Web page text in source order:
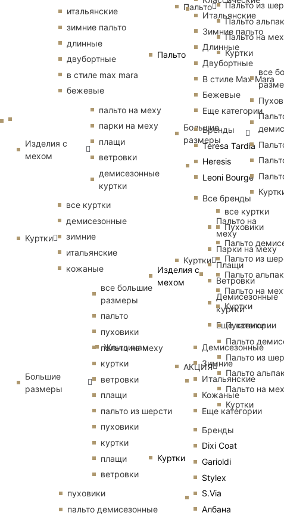
Женщинам
Пальто
Итальянские
Зимние пальто
Длинные
Двубортные
В стиле Max Mara
Бежевые
Еще категории
Бренды
Teresa Tardia
Heresis
Leoni Bourge
Все бренды
Изделия с
мехом
Пальто на
меху
Парки на меху
Плащи
Ветровки
Демисезонные
куртки
Еще категории
Куртки
Демисезонные
Зимние
Итальянские
Кожаные
Еще категории
Бренды
Dixi Coat
Garioldi
Stylex
S.Via
Албана
итальянские
зимние пальто
длинные
двубортные
в стиле max mara
бежевые
Изделия с
мехом
пальто на меху
парки на меху
плащи
ветровки
демисезонные
куртки
Куртки
все куртки
демисезонные
зимние
итальянские
кожаные
Большие
размеры
все большие
размеры
пальто
пуховики
пальто на меху
куртки
ветровки
плащи
пальто из шерсти
пуховики
куртки
плащи
ветровки
пуховики
пальто демисезонные
Пальто
Пальто из
Пальто
Пальто на
Куртки
Большие
размеры
все
Куртки
все куртки
Пуховики
Пальто
Пальто из
Пальто
Пальто на
Куртки
АКЦИЯ
Пуховики
Пальто
Пальто из
Пальто
Пальто на
Куртки